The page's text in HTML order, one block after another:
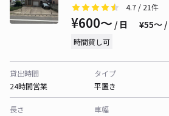
4.7 / 21件
¥600〜 / 日 ¥55〜
時間貸し可
貸出時間
24時間営業
タイプ
平置き
長さ
車幅